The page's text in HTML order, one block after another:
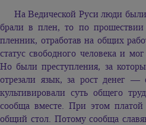
На Ведической Руси люди
брали в плен, то по прошествии
пленник, отработав на общих
статус свободного человека и
Но были преступления, за
отрезали язык, за рост денег —
культивировали суть общего
сообща вместе. При этом
общий стол. Потому сообща